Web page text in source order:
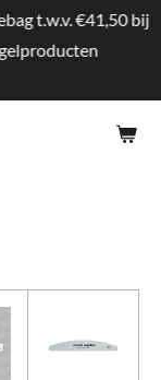
t.w.v. €41,50 bij